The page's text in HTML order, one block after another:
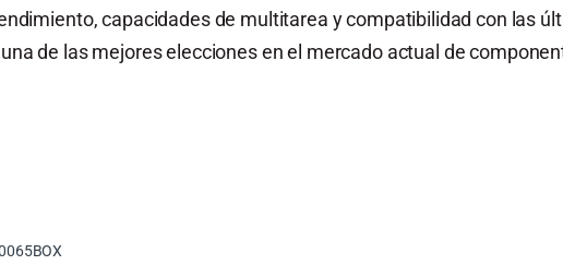
capacidades de multitarea y compatibilidad con las
de las mejores elecciones en el mercado actual de